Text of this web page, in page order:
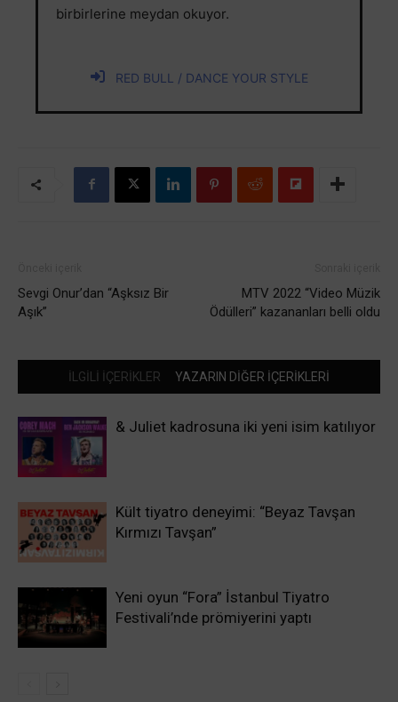
birbirlerine meydan okuyor.
RED BULL / DANCE YOUR STYLE
Sevgi Onur’dan “Aşksız Bir
Aşık”
MTV 2022 “Video Müzik
Ödülleri” kazananları belli oldu
İLGİLİ İÇERİKLER YAZARIN DİĞER İÇERİKLERİ
& Juliet kadrosuna iki yeni isim katılıyor
Kült tiyatro deneyimi: “Beyaz Tavşan
Kırmızı Tavşan”
Yeni oyun “Fora” İstanbul Tiyatro
Festivali’nde prömiyerini yaptı